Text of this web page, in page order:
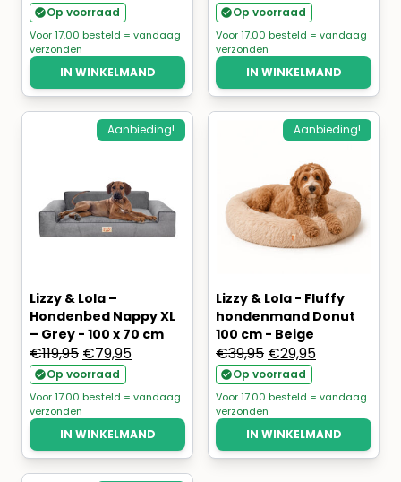
prijs
was:
€79,95.
is:
€39,95.
Op voorraad
Voor 17.00 besteld = vandaag
verzonden
IN WINKELMAND
prijs
was:
€39,95.
is:
€29,95.
Op voorraad
Voor 17.00 besteld = vandaag
verzonden
IN WINKELMAND
Aanbieding!
Lizzy & Lola –
Hondenbed Nappy XL
– Grey - 100 x 70 cm
€119,95 Oorspronkelijke
prijs
was:
€119,95.
€79,95Huidige
is:
€79,95.
Op voorraad
Voor 17.00 besteld = vandaag
verzonden
IN WINKELMAND
Aanbieding!
Lizzy & Lola - Fluffy
hondenmand Donut
100 cm - Beige
€39,95 Oorspronkelijke
prijs
was:
€39,95.
€29,95Huidige
is:
€29,95.
Op voorraad
Voor 17.00 besteld = vandaag
verzonden
IN WINKELMAND